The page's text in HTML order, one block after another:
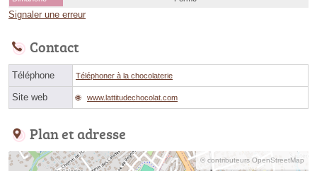
Signaler une erreur
Contact
Téléphone Téléphoner à la chocolaterie
Site web www.lattitudechocolat.com
Plan et adresse
© contributeurs OpenStreetMap